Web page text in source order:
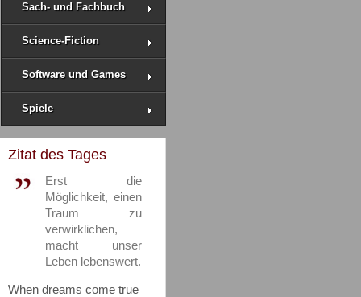
Sach- und Fachbuch
Science-Fiction
Software und Games
Spiele
Zitat des Tages
Erst die
Möglichkeit, einen
Traum zu
verwirklichen,
macht unser
Leben lebenswert.
When dreams come true